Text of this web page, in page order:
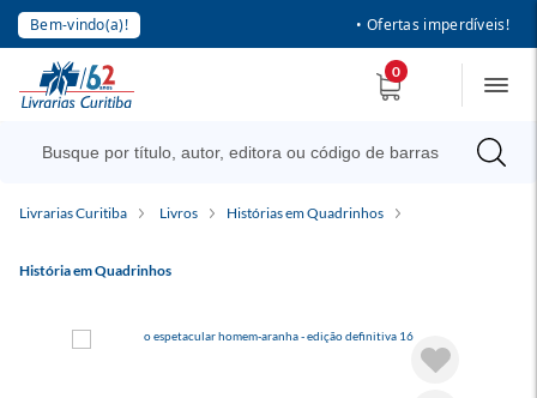
Bem-vindo(a)! • Ofertas imperdíveis!
0
Livrarias Curitiba Livros Histórias em Quadrinhos
História em Quadrinhos